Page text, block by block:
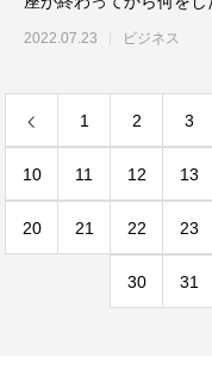
2022.07.23 ビジネス
1 2 3
10 11 12 13
20 21 22 23
30 31